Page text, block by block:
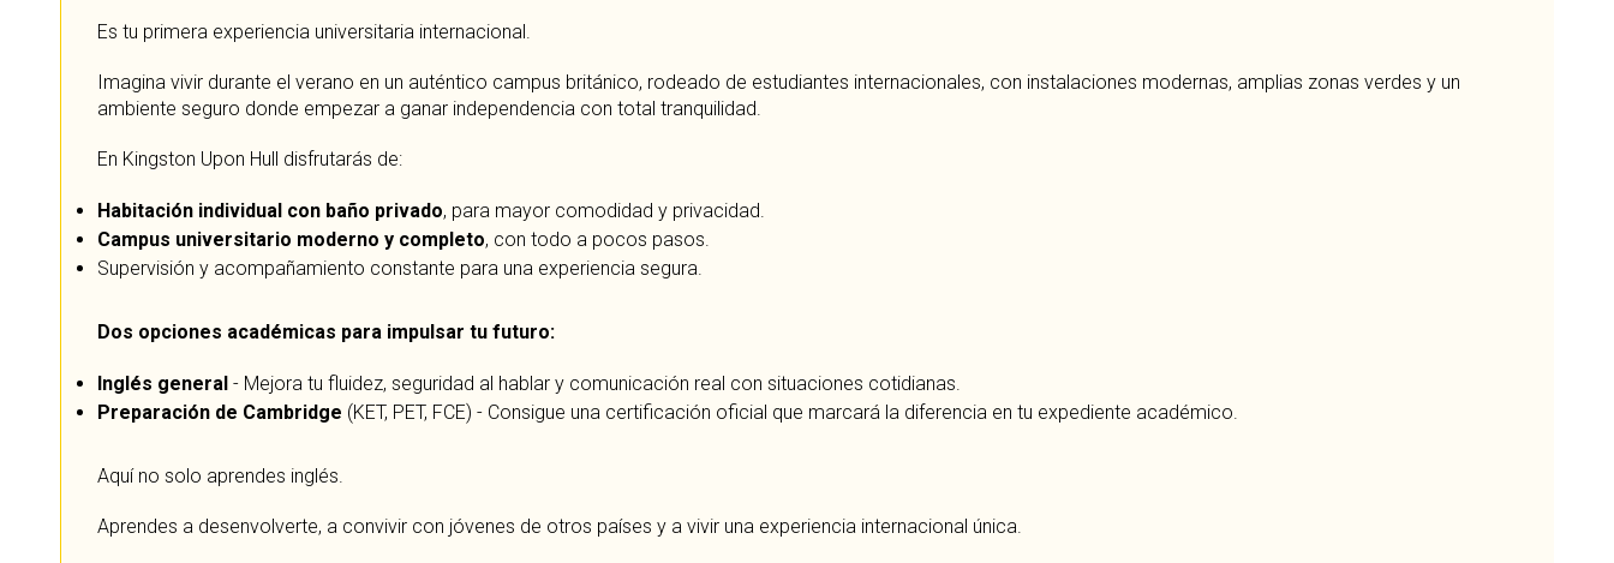
Es tu primera experiencia universitaria internacional.
Imagina vivir durante el verano en un auténtico campus británico, rodeado de estudiantes internacionales, con instalaciones modernas, amplias zonas verdes y un
ambiente seguro donde empezar a ganar independencia con total tranquilidad.
En Kingston Upon Hull disfrutarás de:
Habitación individual con baño privado, para mayor comodidad y privacidad.
Campus universitario moderno y completo, con todo a pocos pasos.
Supervisión y acompañamiento constante para una experiencia segura.
Dos opciones académicas para impulsar tu futuro:
Inglés general - Mejora tu fluidez, seguridad al hablar y comunicación real con situaciones cotidianas.
Preparación de Cambridge (KET, PET, FCE) - Consigue una certificación oficial que marcará la diferencia en tu expediente académico.
Aquí no solo aprendes inglés.
Aprendes a desenvolverte, a convivir con jóvenes de otros países y a vivir una experiencia internacional única.